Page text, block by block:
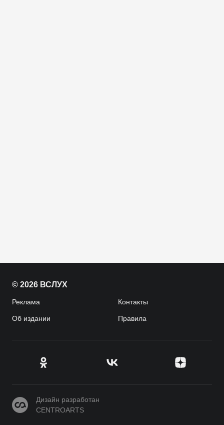
© 2026 ВСЛУХ
Реклама Контакты
Об издании Правила
CENTROARTS